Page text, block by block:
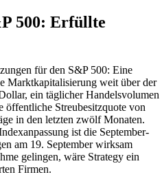
500: Erfüllte
für den S&P 500: Eine
Marktkapitalisierung weit über der
ein täglicher Handelsvolumen
öffentliche Streubesitzquote von
in den letzten zwölf Monaten.
ist die September-
am 19. September wirksam
gelingen, wäre Strategy ein
Firmen.